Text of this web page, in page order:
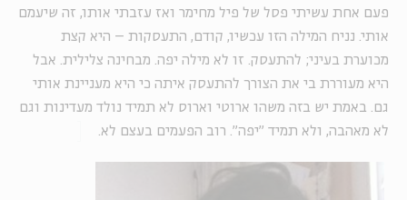
פעם אחת עשיתי פסל של פיל מחימר ואז עזבתי אותו, זה שיעמם
אותי. נניח המילה הזו עכשיו, קודם, התעסקות – היא קצת
מכוערת בעיני; להתעסק. זו לא מילה יפה. מבחינה צלילית. אבל
היא מעוררת בי את הצורך להתעסק איתה כי היא מעניינת אותי
גם. באמת יש בזה משהו ארוטי וארוס לא תמיד נולד מעדינות וגם
לא מאהבה, ולא תמיד "יפה". רוב הפעמים בעצם לא.